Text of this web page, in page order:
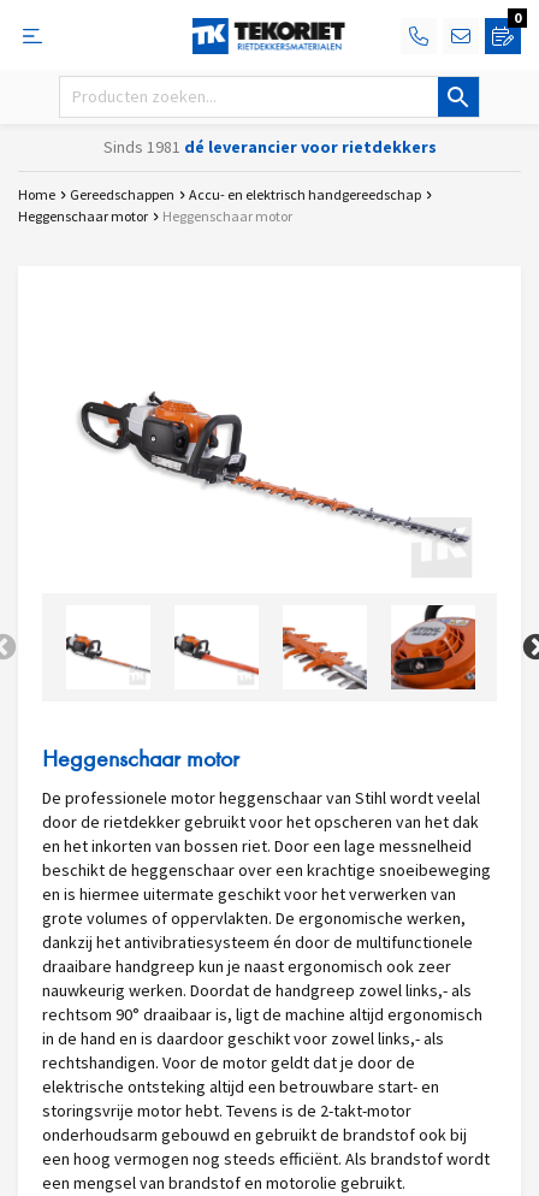
0
Sinds 1981 dé leverancier voor rietdekkers
Home Gereedschappen
Accu- en elektrisch handgereedschap
Heggenschaar motor
Heggenschaar motor
Heggenschaar motor
De professionele motor heggenschaar van Stihl wordt veelal
door de rietdekker gebruikt voor het opscheren van het dak
en het inkorten van bossen riet. Door een lage messnelheid
beschikt de heggenschaar over een krachtige snoeibeweging
en is hiermee uitermate geschikt voor het verwerken van
grote volumes of oppervlakten. De ergonomische werken,
dankzij het antivibratiesysteem én door de multifunctionele
draaibare handgreep kun je naast ergonomisch ook zeer
nauwkeurig werken. Doordat de handgreep zowel links,- als
rechtsom 90° draaibaar is, ligt de machine altijd ergonomisch
in de hand en is daardoor geschikt voor zowel links,- als
rechtshandigen. Voor de motor geldt dat je door de
elektrische ontsteking altijd een betrouwbare start- en
storingsvrije motor hebt. Tevens is de 2-takt-motor
onderhoudsarm gebouwd en gebruikt de brandstof ook bij
een hoog vermogen nog steeds efficiënt. Als brandstof wordt
een mengsel van brandstof en motorolie gebruikt.